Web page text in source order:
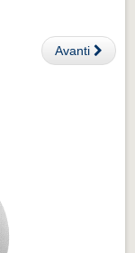
Avanti